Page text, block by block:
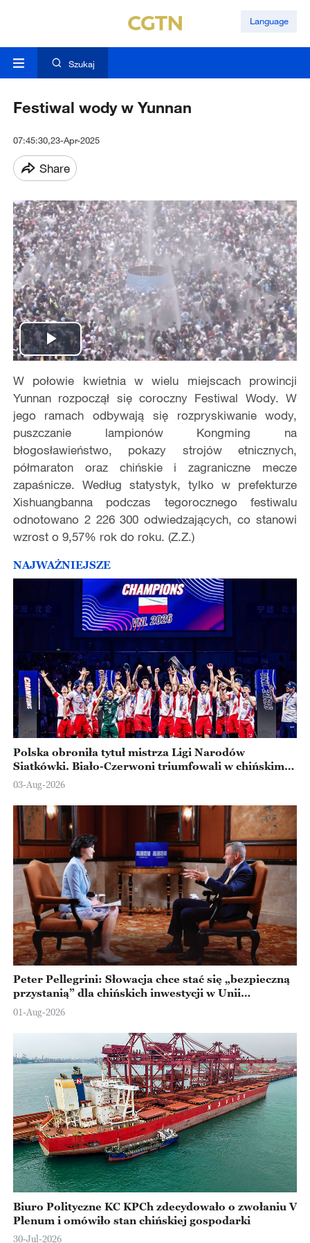
Language
Szukaj
Festiwal wody w Yunnan
07:45:30,23-Apr-2025
Share
Play
Video
W połowie kwietnia w wielu miejscach prowincji
Yunnan rozpoczął się coroczny Festiwal Wody. W
jego ramach odbywają się rozpryskiwanie wody,
puszczanie lampionów Kongming na
błogosławieństwo, pokazy strojów etnicznych,
półmaraton oraz chińskie i zagraniczne mecze
zapaśnicze. Według statystyk, tylko w prefekturze
Xishuangbanna podczas tegorocznego festiwalu
odnotowano 2 226 300 odwiedzających, co stanowi
wzrost o 9,57% rok do roku. (Z.Z.)
NAJWAŻNIEJSZE
Polska obroniła tytuł mistrza Ligi Narodów
Siatkówki. Biało-Czerwoni triumfowali w chińskim
Ningbo
03-Aug-2026
Peter Pellegrini: Słowacja chce stać się „bezpieczną
przystanią” dla chińskich inwestycji w Unii
Europejskiej
01-Aug-2026
Biuro Polityczne KC KPCh zdecydowało o zwołaniu V
Plenum i omówiło stan chińskiej gospodarki
30-Jul-2026